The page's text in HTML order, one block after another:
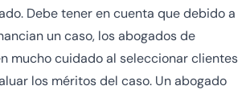
Debe tener en cuenta que debido a
un caso, los abogados de
mucho cuidado al seleccionar clientes
los méritos del caso. Un abogado